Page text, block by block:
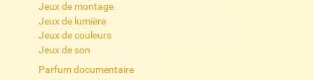
Jeux de montage
Jeux de lumière
Jeux de couleurs
Jeux de son
Parfum documentaire